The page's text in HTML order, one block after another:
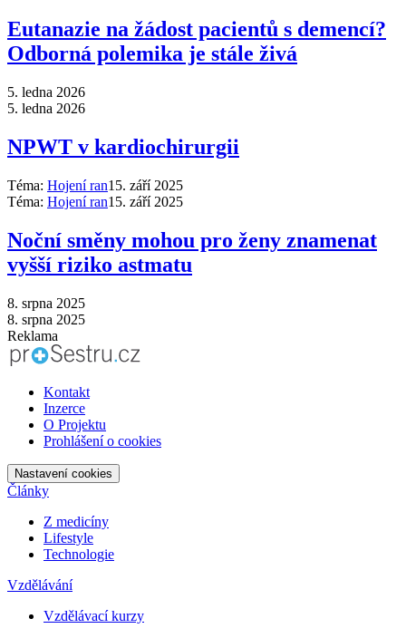
Eutanazie na žádost pacientů s demencí?
Odborná polemika je stále živá
5. ledna 2026
5. ledna 2026
NPWT v kardiochirurgii
Téma: Hojení ran15. září 2025
Téma: Hojení ran15. září 2025
Noční směny mohou pro ženy znamenat
vyšší riziko astmatu
8. srpna 2025
8. srpna 2025
Reklama
Kontakt
Inzerce
O Projektu
Prohlášení o cookies
Nastavení cookies
Články
Z medicíny
Lifestyle
Technologie
Vzdělávání
Vzdělávací kurzy